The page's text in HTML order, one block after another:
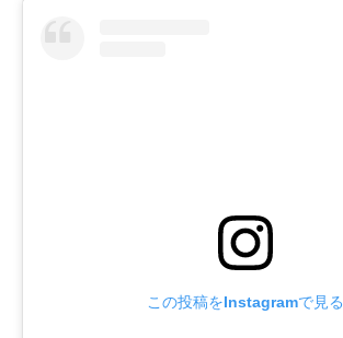
この投稿をInstagramで見る